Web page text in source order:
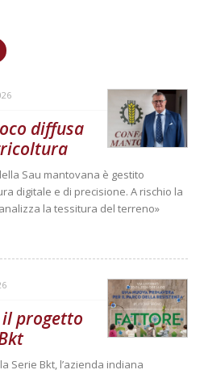
diffusa
Sau mantovana è gestito
digitale e di precisione. A rischio la
la tessitura del terreno»
il progetto
Serie Bkt, l’azienda indiana